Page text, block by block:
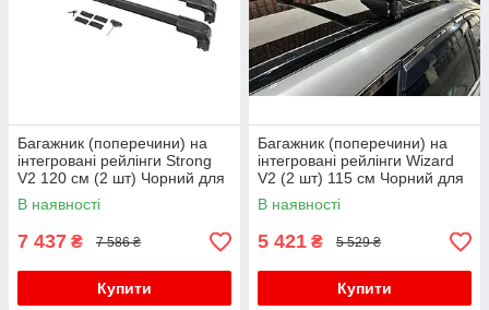
Багажник (поперечини) на
інтегровані рейлінги Strong
V2 120 см (2 шт) Чорний для
бмв X3 F-25 2011-2018 рр
В наявності
7 437 ₴ 7 586 ₴
Купити
Багажник (поперечини) на
інтегровані рейлінги Wizard
V2 (2 шт) 115 см Чорний для
бмв X3 F-25 2011-2018 рр
В наявності
5 421 ₴ 5 529 ₴
Купити